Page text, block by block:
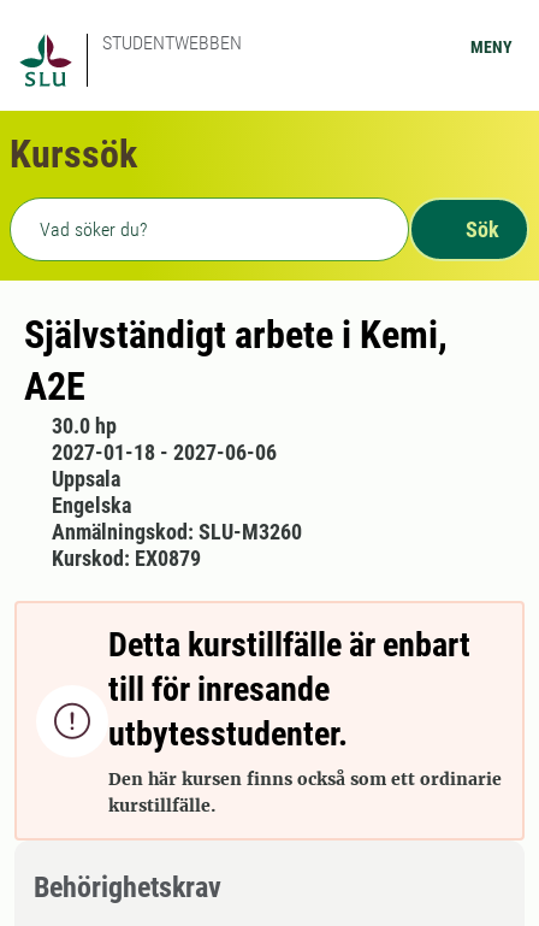
STUDENTWEBBEN MENY
Kurssök
Fritext sökning
Sök
Självständigt arbete i Kemi,
A2E
30.0 hp
2027-01-18 - 2027-06-06
Uppsala
Engelska
Anmälningskod: SLU-M3260
Kurskod: EX0879

Detta kurstillfälle är enbart
till för inresande
utbytesstudenter.
Den här kursen finns också som ett ordinarie
kurstillfälle.
Behörighetskrav